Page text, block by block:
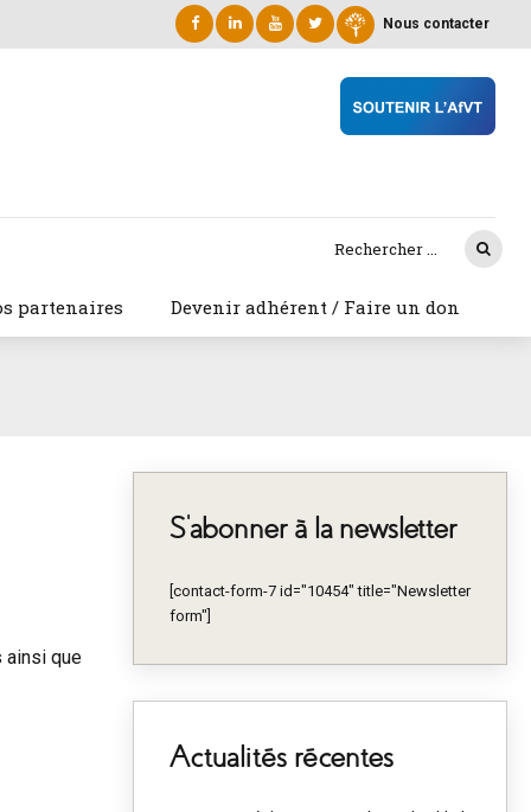
Nous contacter
partenaires Devenir adhérent / Faire un don
ainsi que
S’abonner à la newsletter
[contact-form-7 id="10454" title="Newsletter
form"]
Actualités récentes